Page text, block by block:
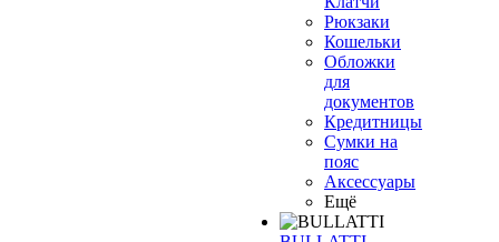
Рюкзаки
Кошельки
Обложки
для
документов
Кредитницы
Сумки на
пояс
Аксессуары
Ещё